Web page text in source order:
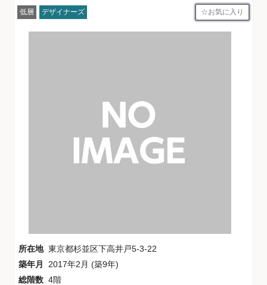
低層 デザイナーズ お気に入り
所在地 東京都杉並区下高井戸5-3-22
築年月
2017年2月 (築9年)
総階数 4階